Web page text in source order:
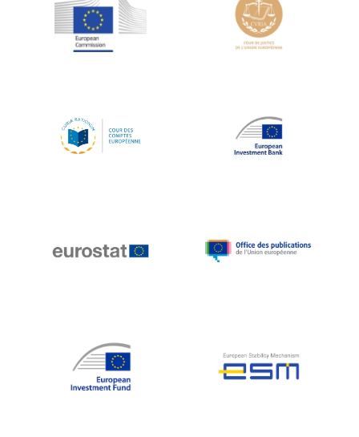
Jean-Louis Schiltz
Jean-Victor Louis
Johnny Åkerholm
Katharien L.C. Hunt
Klaus-Heiner Lehne
Koen LENAERTS
Lars Heikensten